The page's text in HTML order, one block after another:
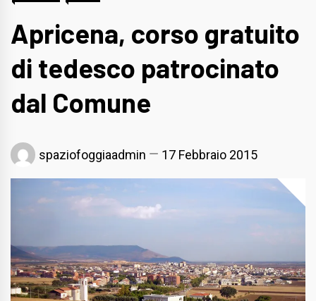
Apricena, corso gratuito
di tedesco patrocinato
dal Comune
spaziofoggiaadmin 17 Febbraio 2015